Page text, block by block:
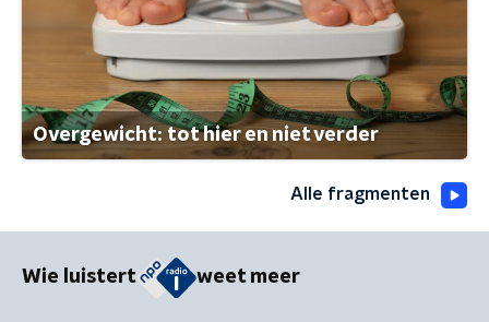
Overgewicht: tot hier en niet verder
Alle fragmenten
Wie luistert weet meer